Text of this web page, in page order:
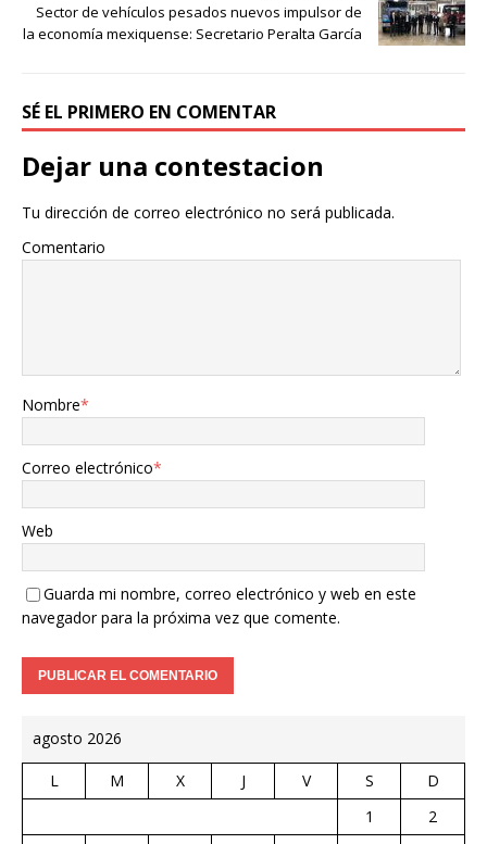
Sector de vehículos pesados nuevos impulsor de
la economía mexiquense: Secretario Peralta García
SÉ EL PRIMERO EN COMENTAR
Dejar una contestacion
Tu dirección de correo electrónico no será publicada.
Comentario
Nombre*
Correo electrónico*
Web
Guarda mi nombre, correo electrónico y web en este
navegador para la próxima vez que comente.
agosto 2026
L M X J V S
D
1
2